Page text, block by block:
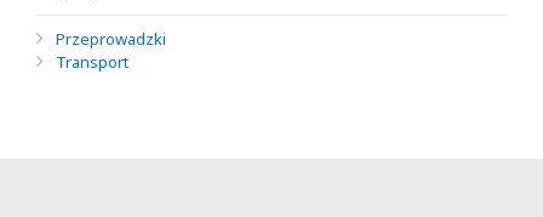
Przeprowadzki
Transport